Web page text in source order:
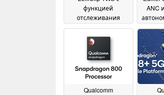
функцией
отслеживания
Hi-Res музыкой,
пространственным
звуком и
искусственным
шумоподавлением
ANC
Qualcomm